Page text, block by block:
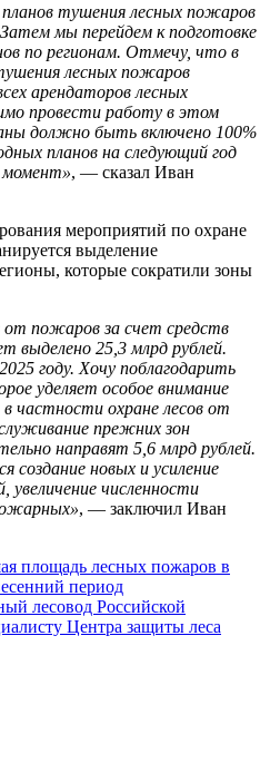
тушения лесных пожаров
мы перейдем к подготовке
по регионам. Отмечу, что в
лесных пожаров
арендаторов лесных
провести работу в этом
должно быть включено 100%
планов на следующий год
, — сказал Иван
мероприятий по охране
выделение
которые сократили зоны
от пожаров за счет средств
выделено 25,3 млрд рублей.
году. Хочу поблагодарить
уделяет особое внимание
в частности охране лесов от
прежних зон
направят 5,6 млрд рублей.
создание новых и усиление
увеличение численности
, — заключил Иван
площадь лесных пожаров в
период
лесовод Российской
Центра защиты леса